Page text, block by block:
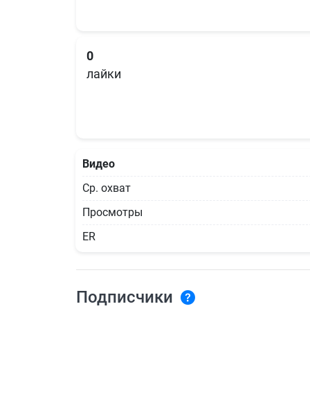
0
лайки
Видео
Ср. охват
Просмотры
ER
Подписчики